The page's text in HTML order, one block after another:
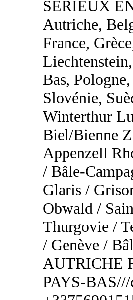
SÉRIEUX
Autriche,
France,
Bas,
Slovénie,
Winterthur
Biel/Bienne
Appenzell
/ Bâle-
Glaris /
Obwald /
Thurgovie /
/ Genève /
AUTRICHE
PAYS-